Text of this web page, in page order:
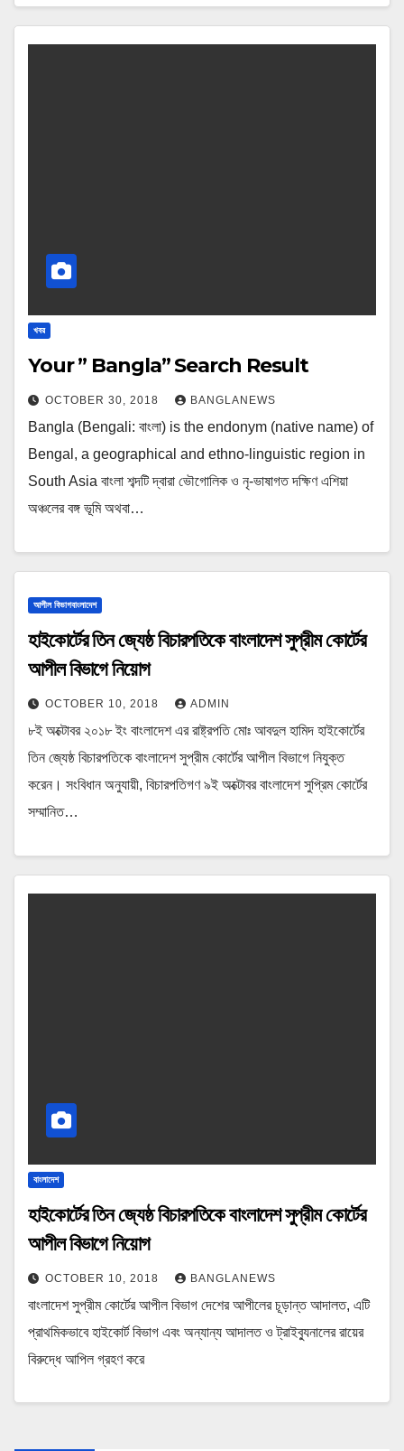
খবর
Your ” Bangla” Search Result
OCTOBER 30, 2018 BANGLANEWS
Bangla (Bengali: বাংলা) is the endonym (native name) of
Bengal, a geographical and ethno-linguistic region in
South Asia বাংলা শব্দটি দ্বারা ভৌগোলিক ও নৃ-ভাষাগত দক্ষিণ এশিয়া
অঞ্চলের বঙ্গ ভূমি অথবা…
আপীল বিভাগবাংলাদেশ
হাইকোর্টের তিন জ্যেষ্ঠ বিচারপতিকে বাংলাদেশ সুপ্রীম কোর্টের
আপীল বিভাগে নিয়োগ
OCTOBER 10, 2018 ADMIN
৮ই অক্টোবর ২০১৮ ইং বাংলাদেশ এর রাষ্ট্রপতি মোঃ আবদুল হামিদ হাইকোর্টের
তিন জ্যেষ্ঠ বিচারপতিকে বাংলাদেশ সুপ্রীম কোর্টের আপীল বিভাগে নিযুক্ত
করেন। সংবিধান অনুযায়ী, বিচারপতিগণ ৯ই অক্টোবর বাংলাদেশ সুপ্রিম কোর্টের
সম্মানিত…
বাংলাদেশ
হাইকোর্টের তিন জ্যেষ্ঠ বিচারপতিকে বাংলাদেশ সুপ্রীম কোর্টের
আপীল বিভাগে নিয়োগ
OCTOBER 10, 2018 BANGLANEWS
বাংলাদেশ সুপ্রীম কোর্টের আপীল বিভাগ দেশের আপীলের চূড়ান্ত আদালত, এটি
প্রাথমিকভাবে হাইকোর্ট বিভাগ এবং অন্যান্য আদালত ও ট্রাইব্যুনালের রায়ের
বিরুদ্ধে আপিল গ্রহণ করে